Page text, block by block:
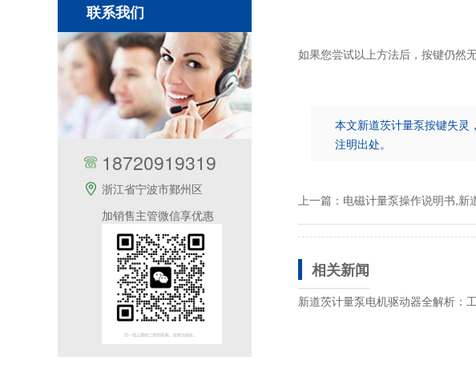
联系我们
18720919319
浙江省宁波市鄞州区
加销售主管微信享优惠
如果您尝试以上方法后，按键仍然
本文新道茨计量泵按键失
注明出处。
上一篇： 电磁计量泵操作说明书,新
相关新闻
新道茨计量泵电机驱动器全解析：